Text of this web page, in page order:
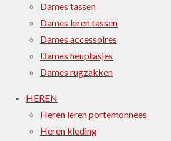
Dames tassen
Dames leren tassen
Dames accessoires
Dames heuptasjes
Dames rugzakken
HEREN
Heren leren portemonnees
Heren kleding